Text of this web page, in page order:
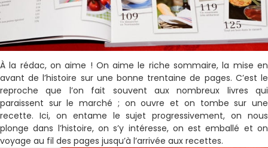
À la rédac, on aime ! On aime le riche sommaire, la mise en
avant de l’histoire sur une bonne trentaine de pages. C’est le
reproche que l’on fait souvent aux nombreux livres qui
paraissent sur le marché ; on ouvre et on tombe sur une
recette. Ici, on entame le sujet progressivement, on nous
plonge dans l’histoire, on s’y intéresse, on est emballé et on
voyage au fil des pages jusqu’à l’arrivée aux recettes.